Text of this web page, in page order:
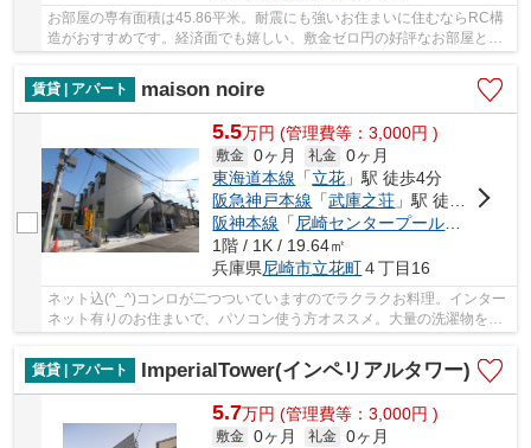
お部屋の専有面積は45.86平米。耐震にも強いお住まいに住むならRC構
造がおすすめです。経済面でも嬉しい、敷金ゼロ円の好評なお部屋とな
賃貸 | アパート
maison noire
5.5万円 (管理費等：3,000円 )
敷金 0ヶ月 礼金 0ヶ月
東海道本線 「立花 」駅 徒歩4分
阪急神戸本線 「武庫之荘 」駅 徒歩22分
阪神本線 「 尼崎センタープール前
1階 / 1K / 19.64㎡
兵庫県尼崎市立花町４丁目16
ネット込(^_^)コンロが二つついていますのでラクラクお料理。インター
ネット有りのお住まいで、パソコン使う方オススメ。大量の洗濯物をし
賃貸 | アパート
ImperialTower(インペリアルタワー)
5.7万円 (管理費等：3,000円 )
敷金 0ヶ月 礼金 0ヶ月